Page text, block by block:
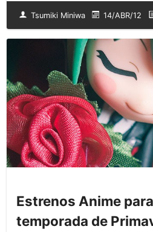
Tsumiki Miniwa 14/ABR/12
Estrenos Anime
temporada de